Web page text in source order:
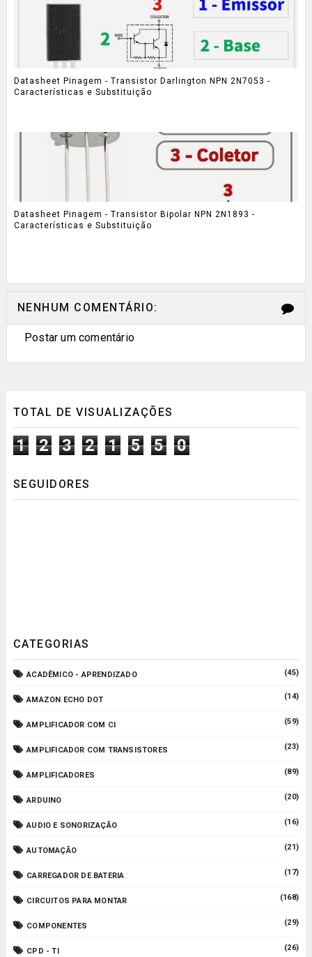
Datasheet Pinagem - Transistor Darlington NPN 2N7053 -
Características e Substituição
Datasheet Pinagem - Transistor Bipolar NPN 2N1893 -
Características e Substituição
NENHUM COMENTÁRIO:
Postar um comentário
TOTAL DE VISUALIZAÇÕES
1 2 3 2 1 5 5 0
SEGUIDORES
CATEGORIAS
ACADÊMICO - APRENDIZADO (45)
AMAZON ECHO DOT (14)
AMPLIFICADOR COM CI (59)
AMPLIFICADOR COM TRANSISTORES (23)
AMPLIFICADORES (89)
ARDUINO (20)
AUDIO E SONORIZAÇÃO (16)
AUTOMAÇÃO (21)
CARREGADOR DE BATERIA (17)
CIRCUITOS PARA MONTAR (168)
COMPONENTES (29)
CPD - TI (26)